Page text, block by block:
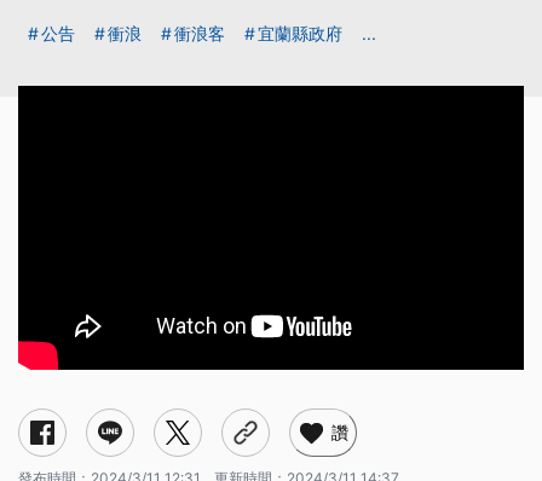
公告 衝浪 衝浪客 宜蘭縣政府 ...
讚